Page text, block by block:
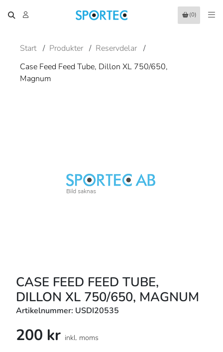
(0)
Start / Produkter / Reservdelar /
Case Feed Feed Tube, Dillon XL 750/650,
Magnum
CASE FEED FEED TUBE,
DILLON XL 750/650, MAGNUM
Artikelnummer: USDI20535
200 kr inkl. moms